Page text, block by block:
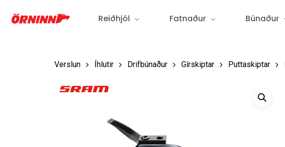
Reiðhjól Fatnaður Búnaður
Verslun Íhlutir Drifbúnaður Gírskiptar Puttaskiptar